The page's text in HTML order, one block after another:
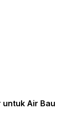
untuk Air Bau